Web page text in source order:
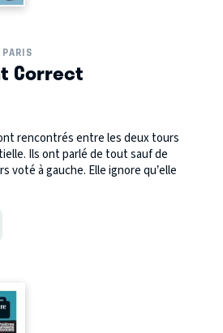
PARIS
Correct
rencontrés entre les deux tours
Ils ont parlé de tout sauf de
voté à gauche. Elle ignore qu’elle